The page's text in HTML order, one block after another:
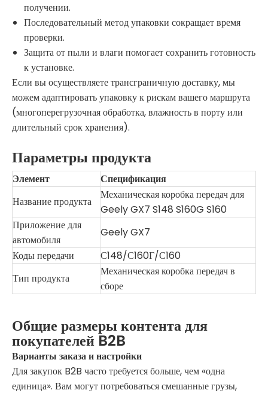
получении.
Последовательный метод упаковки сокращает время
проверки.
Защита от пыли и влаги помогает сохранить готовность
к установке.
Если вы осуществляете трансграничную доставку, мы
можем адаптировать упаковку к рискам вашего маршрута
(многоперегрузочная обработка, влажность в порту или
длительный срок хранения).
Параметры продукта
Элемент
Спецификация
Название продукта
Механическая коробка передач для
Geely GX7 S148 S160G S160
Приложение для
автомобиля
Geely GX7
Коды передачи
С148/С160Г/С160
Тип продукта
Механическая коробка передач в
сборе
Общие размеры контента для
покупателей B2B
Варианты заказа и настройки
Для закупок B2B часто требуется больше, чем «одна
единица». Вам могут потребоваться смешанные грузы,